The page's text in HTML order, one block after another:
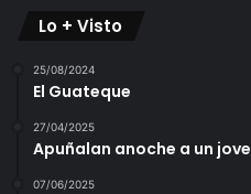
Lo + Visto
25/08/2024
El Guateque
27/04/2025
Apuñalan anoche a un
07/06/2025